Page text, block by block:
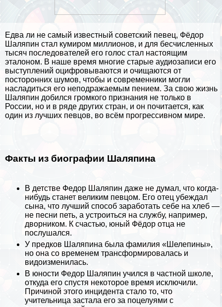
Едва ли не самый известный советский певец, Фёдор
Шаляпин стал кумиром миллионов, и для бесчисленных
тысяч последователей его голос стал настоящим
эталоном. В наше время многие старые аудиозаписи его
выступлений оцифровываются и очищаются от
посторонних шумов, чтобы и современники могли
насладиться его неподражаемым пением. За свою жизнь
Шаляпин добился громкого признания не только в
России, но и в ряде других стран, и он почитается, как
один из лучших певцов, во всём прогрессивном мире.
Факты из биографии Шаляпина
В детстве Федор Шаляпин даже не думал, что когда-
нибудь станет великим певцом. Его отец убеждал
сына, что лучший способ заработать себе на хлеб —
не песни петь, а устроиться на службу, например,
дворником. К счастью, юный Фёдор отца не
послушался.
У предков Шаляпина была фамилия «Шелепины»,
но она со временем трaнcформировалась и
видоизменилась.
В юности Федор Шаляпин учился в частной школе,
откуда его спустя некоторое время исключили.
Причиной этого инцидента стало то, что
учительница застала его за поцелуями с